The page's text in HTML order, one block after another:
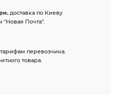
доставка по Киеву
"Новая Почта".
перевозчика.
товара.